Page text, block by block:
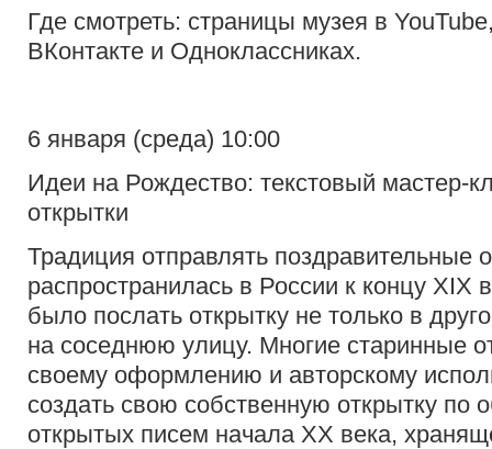
Где смотреть: страницы музея в
ВКонтакте и Одноклассниках.
6 января (среда) 10:00
Идеи на Рождество: текстовый мастер-
открытки
Традиция отправлять поздравительные
распространилась в России к концу XIX
было послать открытку не только в
на соседнюю улицу. Многие старинные
своему оформлению и авторскому
создать свою собственную открытку по
открытых писем начала XX века,